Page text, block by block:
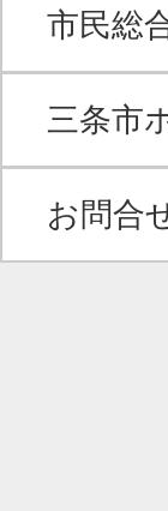
市民総
三条市
お問合